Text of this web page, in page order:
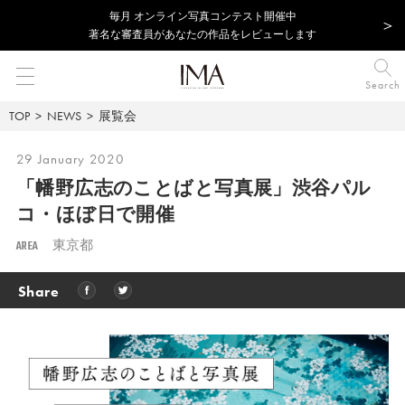
毎⽉ オンライン写真コンテスト開催中
著名な審査員があなたの作品をレビューします
Search
TOP NEWS 展覧会
29 January 2020
「幡野広志のことばと写真展」 渋谷パル
コ・ほぼ日で開催
AREA 東京都
Share